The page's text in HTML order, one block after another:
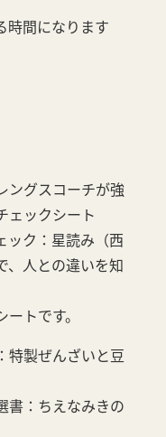
時間になります
ングスコーチが強
ェックシート
ック：星読み（西
、人との違いを知
トです。
特製ぜんざいと豆
書：ちえなみきの